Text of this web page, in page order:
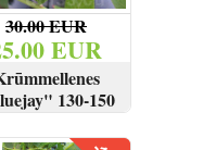
30.00 EUR
EUR
130-150
cm
PIRKT